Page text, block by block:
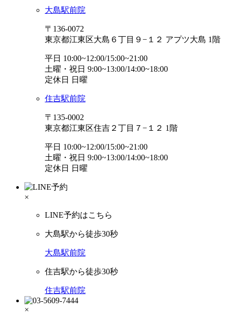
大島駅前院
〒136-0072
東京都江東区大島６丁目９−１２ アプツ大島 1階
平日 10:00~12:00/15:00~21:00
土曜・祝日 9:00~13:00/14:00~18:00
定休日 日曜
住吉駅前院
〒135-0002
東京都江東区住吉２丁目７−１２ 1階
平日 10:00~12:00/15:00~21:00
土曜・祝日 9:00~13:00/14:00~18:00
定休日 日曜
×
LINE予約はこちら
大島駅から徒歩30秒
大島駅前院
住吉駅から徒歩30秒
住吉駅前院
×